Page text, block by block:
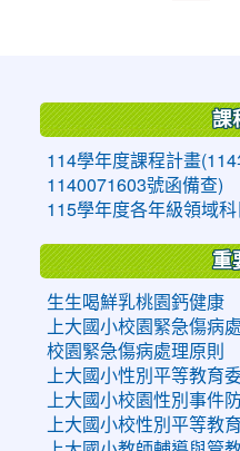
課
114學年度課程計畫
1140071603號函備查)
115學年度各年級領域
重
生生喝鮮乳桃園鈣健康
上大國小校園緊急傷病
校園緊急傷病處理原則
上大國小性別平等教育
上大國小校園性別事件
上大國小校性別平等教